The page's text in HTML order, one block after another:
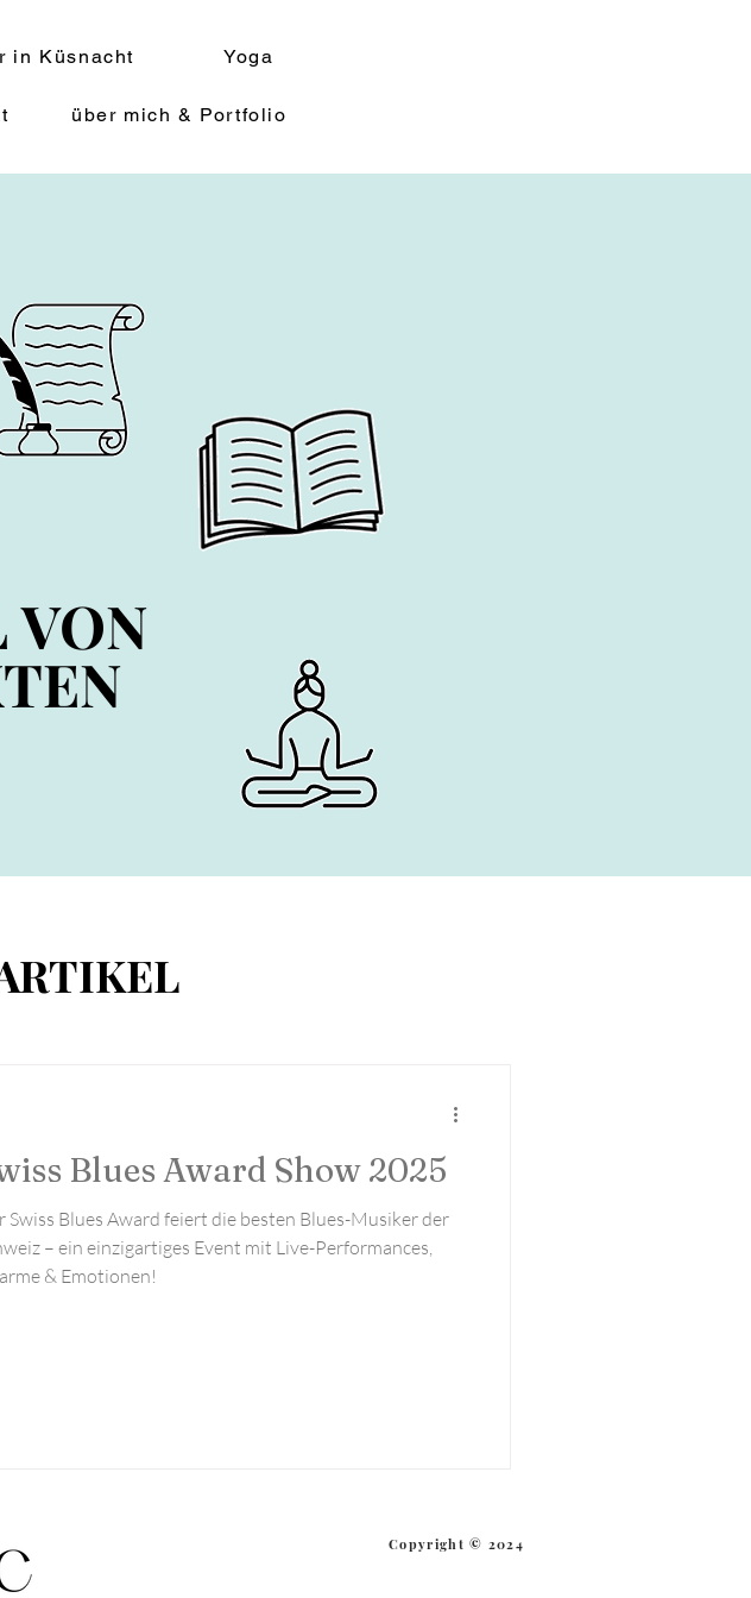
in Küsnacht Yoga
über mich & Portfolio
VON
VON
Lebensmanagement
Blues Award Show 2025
Swiss Blues Award feiert die besten Blues-Musiker der
– ein einzigartiges Event mit Live-Performances,
& Emotionen!
Copyright © 2024